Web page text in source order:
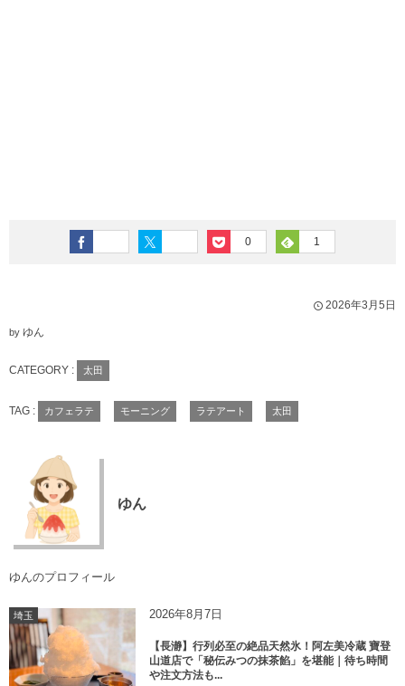
0 1
2026年3月5日
by ゆん
CATEGORY : 太田
TAG : カフェラテ モーニング ラテアート 太田
ゆん
ゆんのプロフィール
埼玉 2026年8月7日
【長瀞】行列必至の絶品天然氷！阿左美冷蔵 寶登
山道店で「秘伝みつの抹茶餡」を堪能｜待ち時間
や注文方法も...